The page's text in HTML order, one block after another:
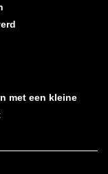
met een kleine